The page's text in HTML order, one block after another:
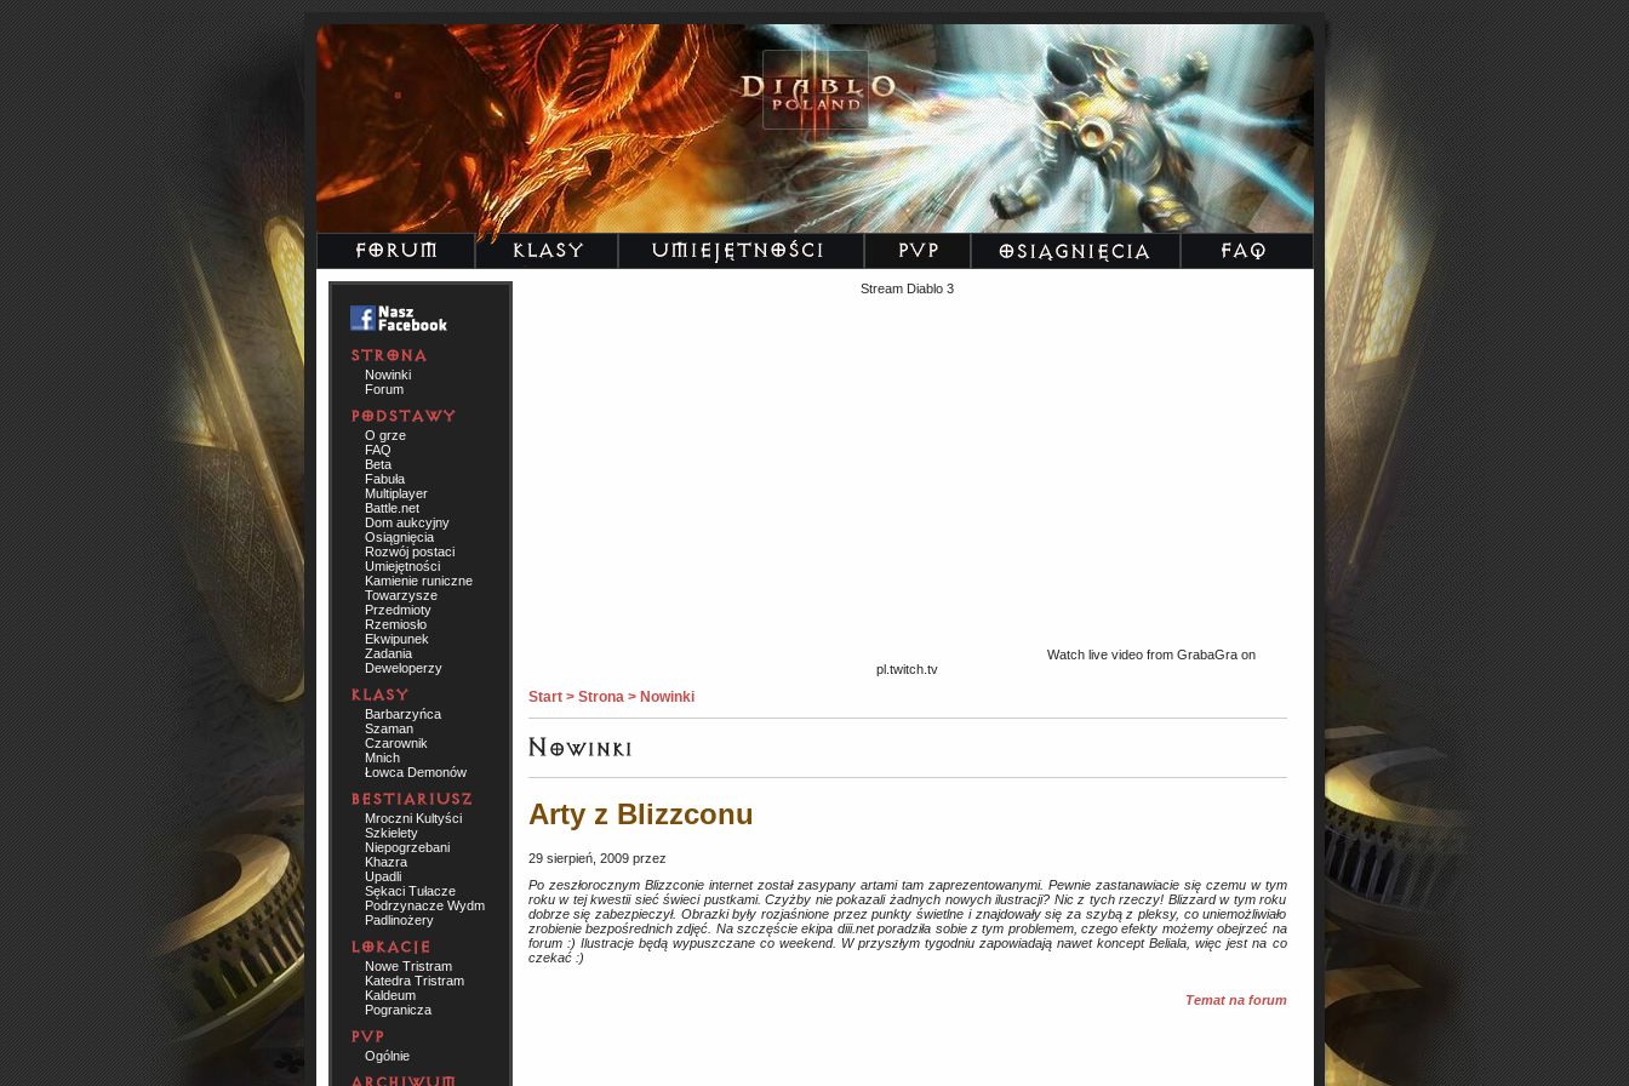
Nowinki
Forum
O grze
FAQ
Beta
Fabuła
Multiplayer
Battle.net
Dom aukcyjny
Osiągnięcia
Rozwój postaci
Umiejętności
Kamienie runiczne
Towarzysze
Przedmioty
Rzemiosło
Ekwipunek
Zadania
Deweloperzy
Barbarzyńca
Szaman
Czarownik
Mnich
Łowca Demonów
Mroczni Kultyści
Szkielety
Niepogrzebani
Khazra
Upadli
Sękaci Tułacze
Podrzynacze Wydm
Padlinożery
Nowe Tristram
Katedra Tristram
Kaldeum
Pogranicza
Ogólnie
Stream Diablo 3
Watch live video from GrabaGra on
pl.twitch.tv
Start > Strona > Nowinki
Arty z Blizzconu
29 sierpień, 2009 przez
Po zeszłorocznym Blizzconie internet został zasypany artami tam zaprezentowanymi. Pewnie zastanawiacie się czemu w tym
roku w tej kwestii sieć świeci pustkami. Czyżby nie pokazali żadnych nowych ilustracji? Nic z tych rzeczy! Blizzard w tym roku
dobrze się zabezpieczył. Obrazki były rozjaśnione przez punkty świetlne i znajdowały się za szybą z pleksy, co uniemożliwiało
zrobienie bezpośrednich zdjęć. Na szczęście ekipa diii.net poradziła sobie z tym problemem, czego efekty możemy obejrzeć na
forum :) Ilustracje będą wypuszczane co weekend. W przyszłym tygodniu zapowiadają nawet koncept Beliala, więc jest na co
czekać :)
Temat na forum